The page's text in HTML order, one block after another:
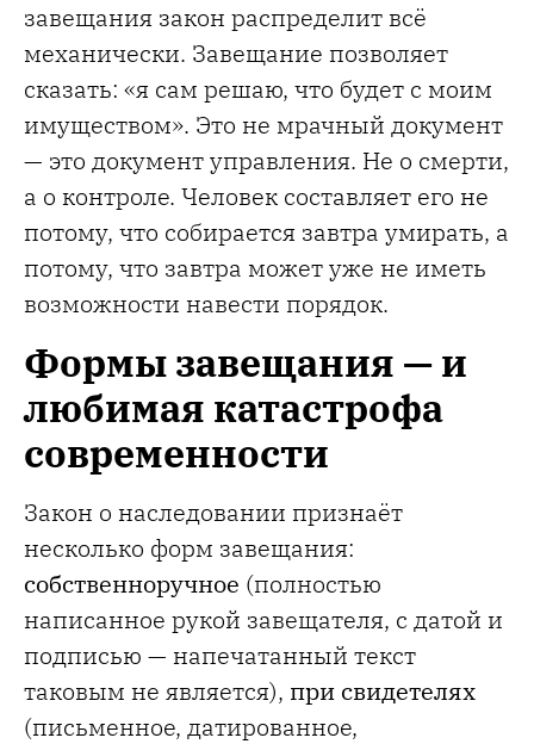
завещания закон распределит всё
механически. Завещание позволяет
сказать: «я сам решаю, что будет с моим
имуществом». Это не мрачный документ
— это документ управления. Не о смерти,
а о контроле. Человек составляет его не
потому, что собирается завтра умирать, а
потому, что завтра может уже не иметь
возможности навести порядок.
Формы завещания — и
любимая катастрофа
современности
Закон о наследовании признаёт
несколько форм завещания:
собственноручное (полностью
написанное рукой завещателя, с датой и
подписью — напечатанный текст
таковым не является), при свидетелях
(письменное, датированное,